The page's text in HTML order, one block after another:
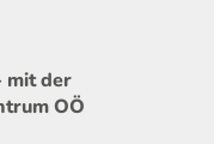
mit der
OÖ